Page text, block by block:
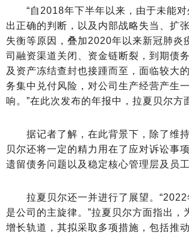
“自2018年下半年以来，由于未能对
出正确的判断，以及内部战略失当、扩
失衡等原因，叠加2020年以来新冠肺炎
司融资渠道关闭、资金链断裂，到期债
及资产冻结查封也接踵而至，面临较大
务集中兑付风险，对公司生产经营产生
响。”在此次发布的年报中，拉夏贝尔方
据记者了解，在此背景下，除了维持
贝尔还将一定的精力用在了应对诉讼事
遗留债务问题以及稳定核心管理层及员
拉夏贝尔还一并进行了展望。“2022
是公司的主旋律。”拉夏贝尔方面指出，
增长轨道，其拟采取多项措施，包括推